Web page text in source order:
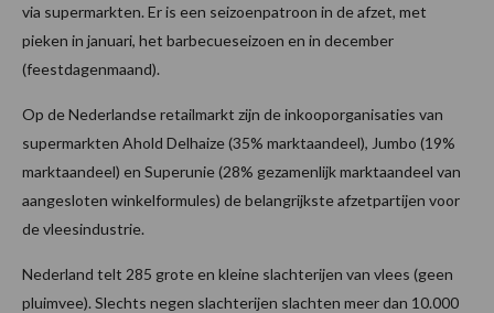
via supermarkten. Er is een seizoenpatroon in de afzet, met
pieken in januari, het barbecueseizoen en in december
(feestdagenmaand).
Op de Nederlandse retailmarkt zijn de inkooporganisaties van
supermarkten Ahold Delhaize (35% marktaandeel), Jumbo (19%
marktaandeel) en Superunie (28% gezamenlijk marktaandeel van
aangesloten winkelformules) de belangrijkste afzetpartijen voor
de vleesindustrie.
Nederland telt 285 grote en kleine slachterijen van vlees (geen
pluimvee). Slechts negen slachterijen slachten meer dan 10.000